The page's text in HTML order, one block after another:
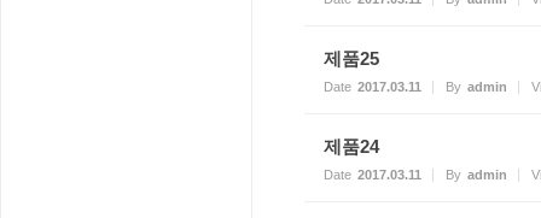
제품25
Date 2017.03.11 By admin
제품24
Date 2017.03.11 By admin